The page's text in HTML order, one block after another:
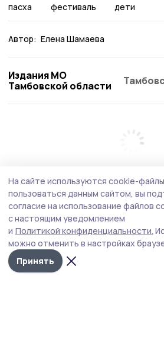
пасха фестиваль дети
Автор: Елена Шамаева
Издания МО
Тамбовской области
На сайте используются cookie-
пользоваться данным сайтом, вы
согласие на использование файлов
с настоящим уведомлением
и Политикой конфиденциальности.
можно отменить в настройках
Принять